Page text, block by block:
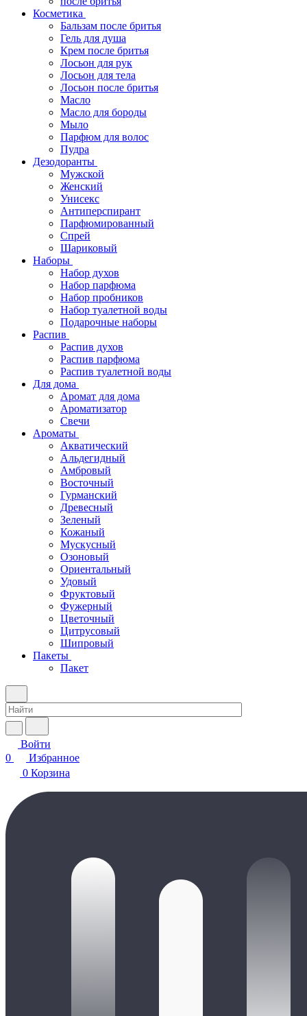
Косметика
Бальзам после бритья
Гель для душа
Крем после бритья
Лосьон для рук
Лосьон для тела
Лосьон после бритья
Масло
Масло для бороды
Мыло
Парфюм для волос
Пудра
Дезодоранты
Мужской
Женский
Унисекс
Антиперспирант
Парфюмированный
Спрей
Шариковый
Наборы
Набор духов
Набор парфюма
Набор пробников
Набор туалетной воды
Подарочные наборы
Распив
Распив духов
Распив парфюма
Распив туалетной воды
Для дома
Аромат для дома
Ароматизатор
Свечи
Ароматы
Акватический
Альдегидный
Амбровый
Восточный
Гурманский
Древесный
Зеленый
Кожаный
Мускусный
Озоновый
Ориентальный
Удовый
Фруктовый
Фужерный
Цветочный
Цитрусовый
Шипровый
Пакеты
Пакет
Войти
0
Избранное
0 Корзина